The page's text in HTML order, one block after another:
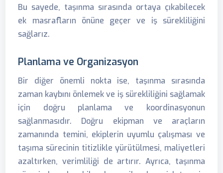
Bu sayede, taşınma sırasında ortaya çıkabilecek
ek masrafların önüne geçer ve iş sürekliliğini
sağlarız.
Planlama ve Organizasyon
Bir diğer önemli nokta ise, taşınma sırasında
zaman kaybını önlemek ve iş sürekliliğini sağlamak
için doğru planlama ve koordinasyonun
sağlanmasıdır. Doğru ekipman ve araçların
zamanında temini, ekiplerin uyumlu çalışması ve
taşıma sürecinin titizlikle yürütülmesi, maliyetleri
azaltırken, verimliliği de artırır. Ayrıca, taşınma